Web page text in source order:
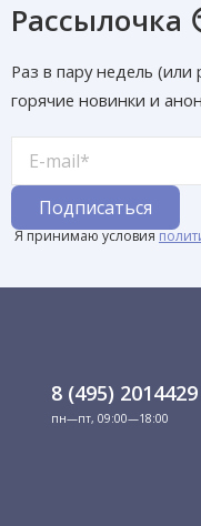
Рассылочка
Раз в пару недель
горячие новинки и
Я принимаю условия
8 (495) 2014429
пн—пт, 09:00—18:00